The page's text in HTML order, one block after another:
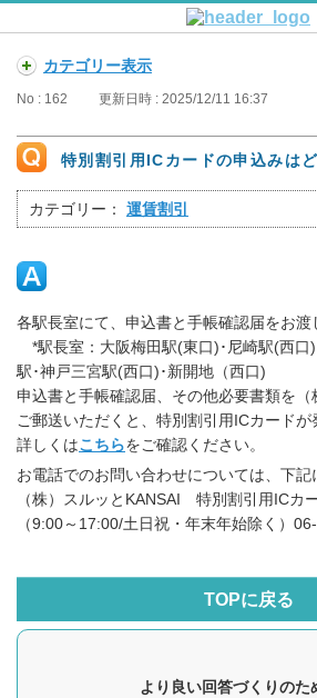
カテゴリー表示
No : 162 更新日時 : 2025/12/11 16:37
特別割引用ICカードの申込みは
カテゴリー： 運賃割引
各駅長室にて、申込書と手帳確認届をお渡
*駅長室：大阪梅田駅(東口)･尼崎駅(西口
駅･神戸三宮駅(西口)･新開地（西口)
申込書と手帳確認届、その他必要書類を（
ご郵送いただくと、特別割引用ICカードが
詳しくはこちらをご確認ください。
お電話でのお問い合わせについては、下記
（株）スルッとKANSAI 特別割引用ICカ
（9:00～17:00/土日祝・年末年始除く）
TOPに戻る
より良い回答づくりのた